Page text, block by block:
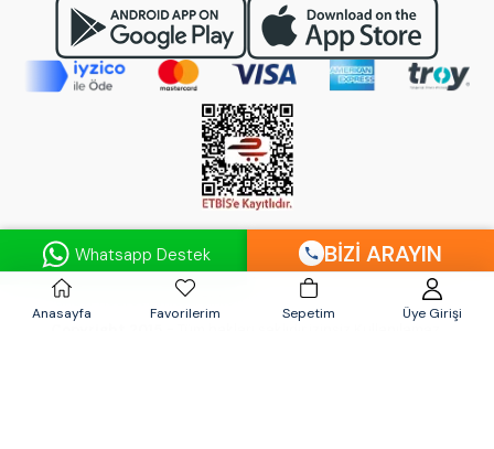
© 2024AQUABELLA.com.tr- AQUA TURCO Su Arıtma Cihazları
Sanayi Ticaret Limited Şirketi'n'in ticari tescilli markasıdır.©
Anasayfa Favorilerim Sepetim Üye Girişi
Whatsapp Destek BIZI ARAYIN